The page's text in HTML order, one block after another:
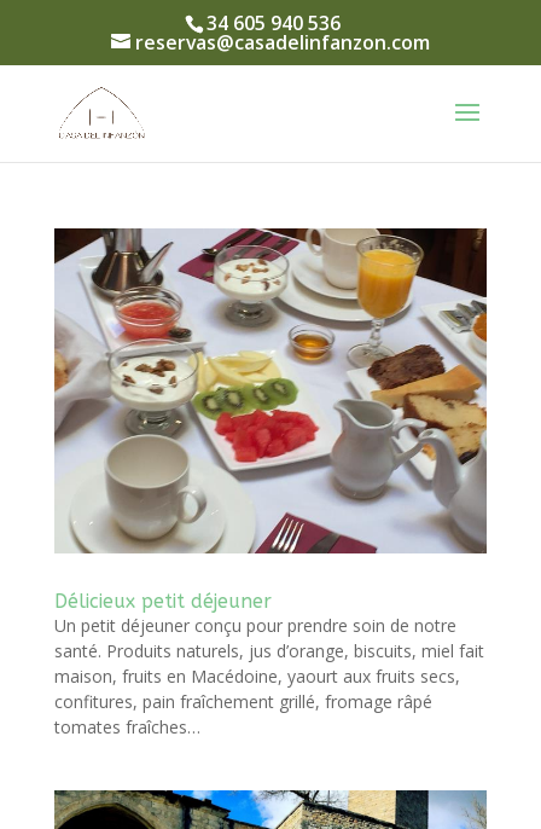
34 605 940 536
reservas@casadelinfanzon.com
Délicieux petit déjeuner
Un petit déjeuner conçu pour prendre soin de notre
santé. Produits naturels, jus d’orange, biscuits, miel fait
maison, fruits en Macédoine, yaourt aux fruits secs,
confitures, pain fraîchement grillé, fromage râpé
tomates fraîches…